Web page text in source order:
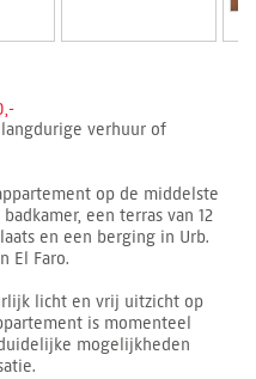
verhuur of
op de middelste
een terras van 12
en een berging in Urb.
El Faro.
licht en vrij uitzicht op
is momenteel
mogelijkheden